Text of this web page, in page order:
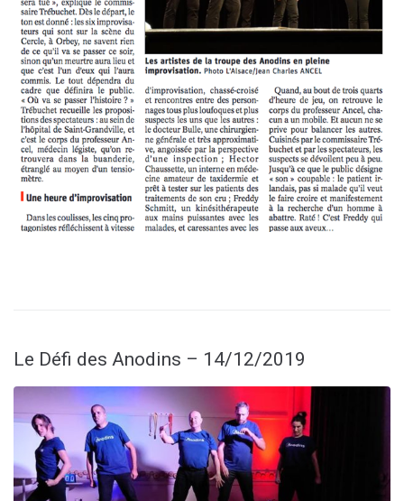
Le Défi des Anodins – 14/12/2019